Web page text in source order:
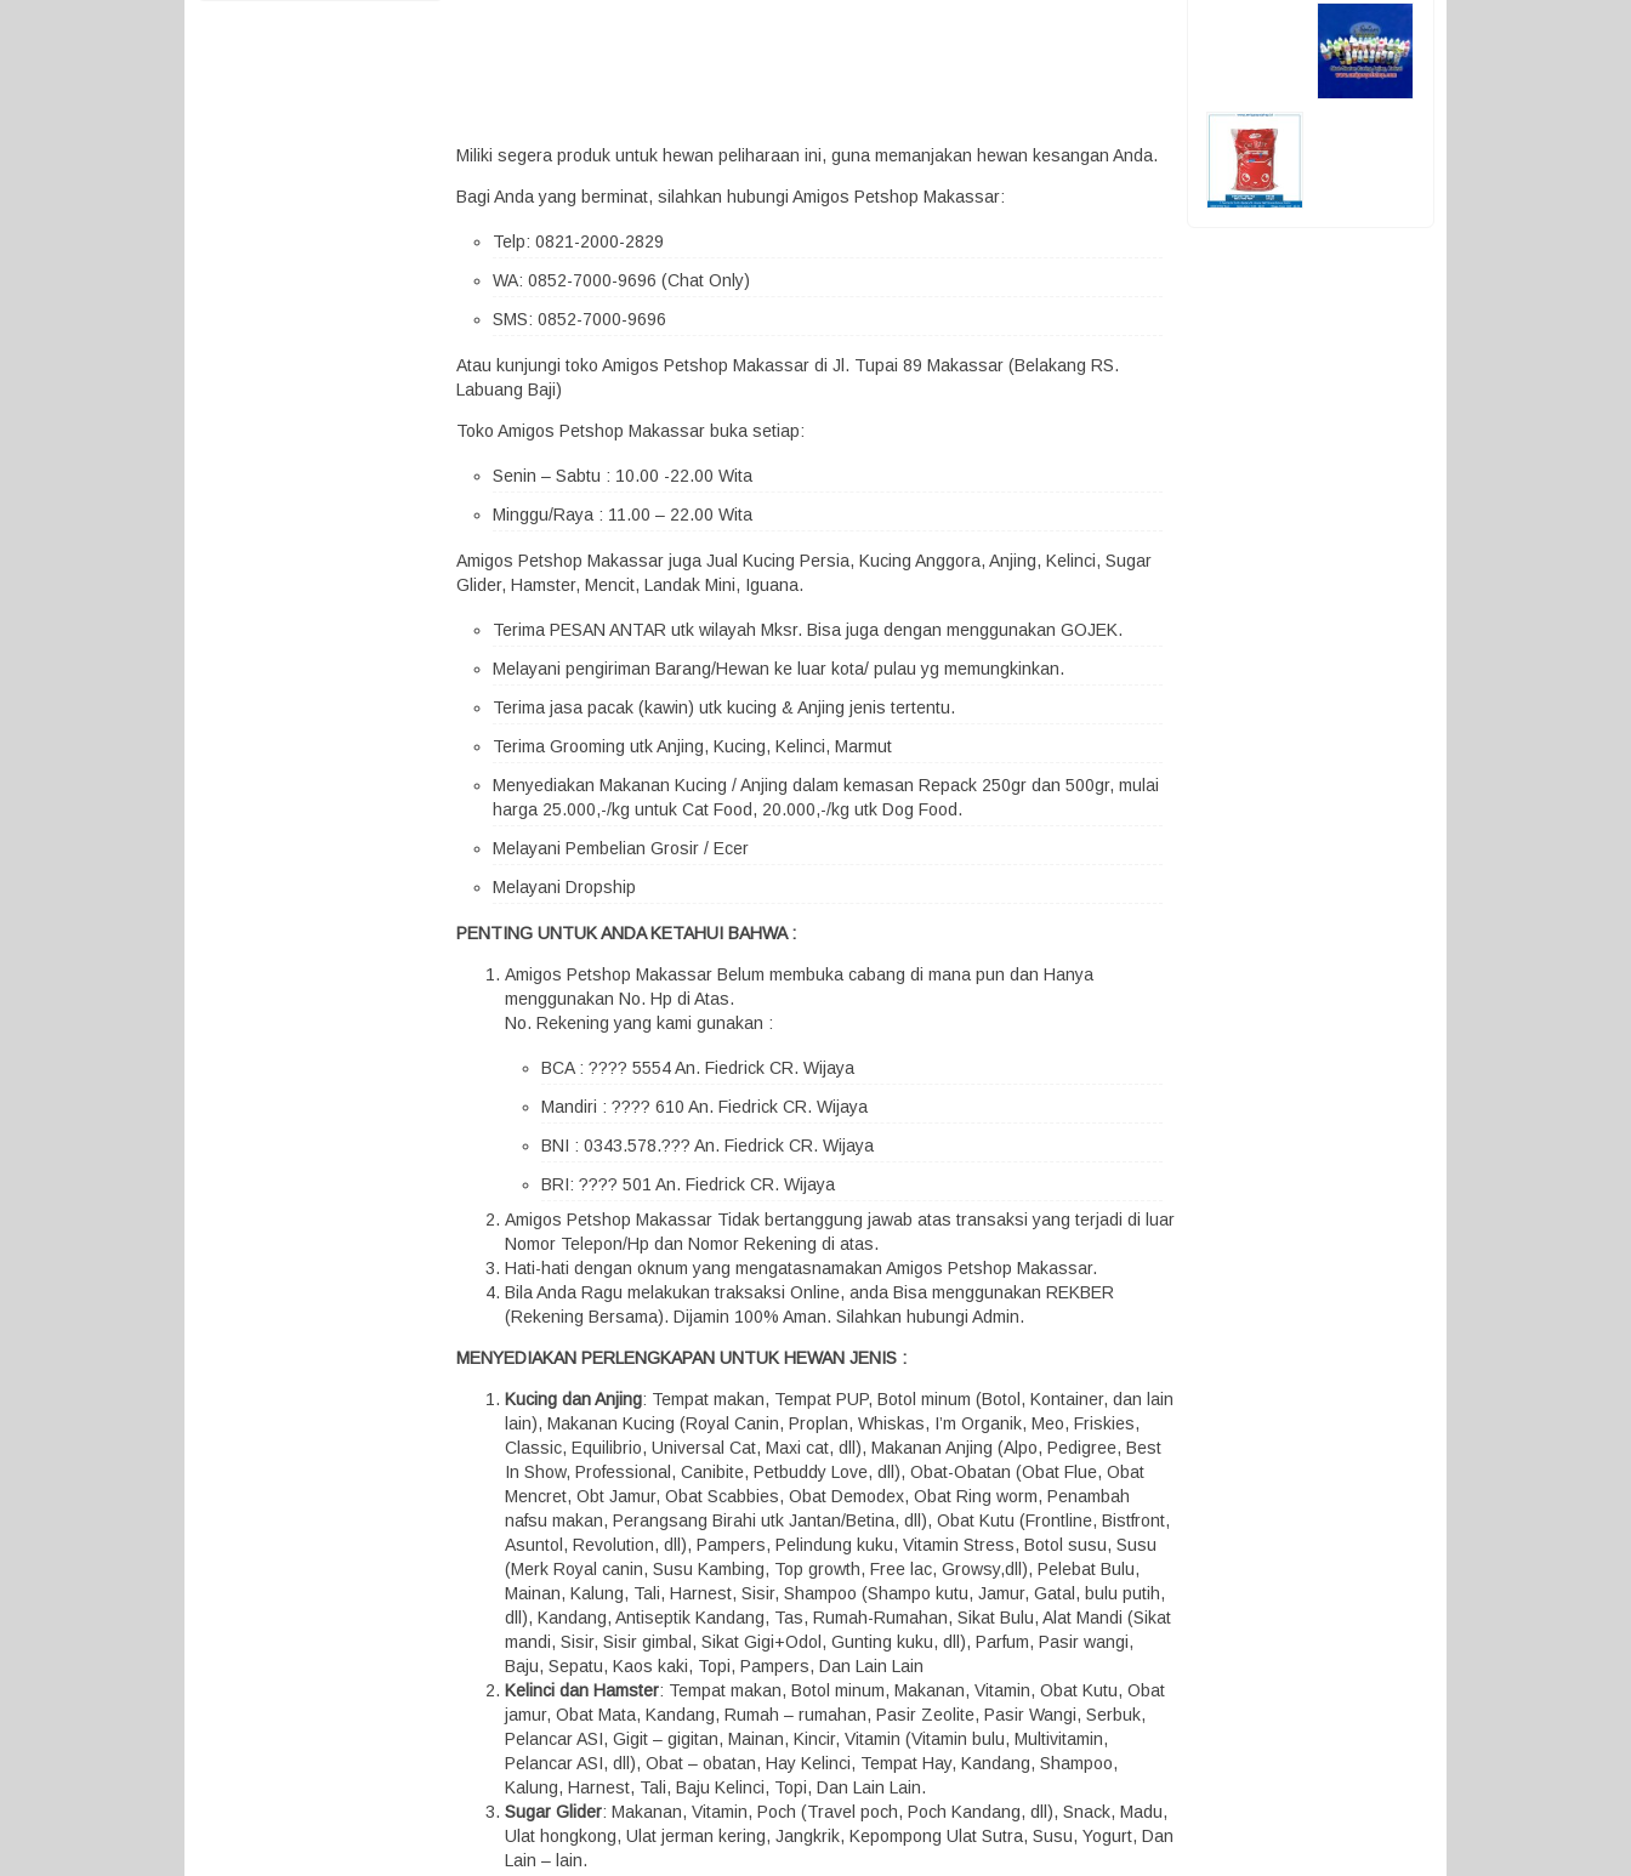
Miliki segera produk untuk hewan peliharaan ini, guna memanjakan hewan kesangan Anda.
Bagi Anda yang berminat, silahkan hubungi Amigos Petshop Makassar:
Telp: 0821-2000-2829
WA: 0852-7000-9696 (Chat Only)
SMS: 0852-7000-9696
Atau kunjungi toko Amigos Petshop Makassar di Jl. Tupai 89 Makassar (Belakang RS.
Labuang Baji)
Toko Amigos Petshop Makassar buka setiap:
Senin – Sabtu : 10.00 -22.00 Wita
Minggu/Raya : 11.00 – 22.00 Wita
Amigos Petshop Makassar juga Jual Kucing Persia, Kucing Anggora, Anjing, Kelinci, Sugar
Glider, Hamster, Mencit, Landak Mini, Iguana.
Terima PESAN ANTAR utk wilayah Mksr. Bisa juga dengan menggunakan GOJEK.
Melayani pengiriman Barang/Hewan ke luar kota/ pulau yg memungkinkan.
Terima jasa pacak (kawin) utk kucing & Anjing jenis tertentu.
Terima Grooming utk Anjing, Kucing, Kelinci, Marmut
Menyediakan Makanan Kucing / Anjing dalam kemasan Repack 250gr dan 500gr, mulai
harga 25.000,-/kg untuk Cat Food, 20.000,-/kg utk Dog Food.
Melayani Pembelian Grosir / Ecer
Melayani Dropship
PENTING UNTUK ANDA KETAHUI BAHWA :
Amigos Petshop Makassar Belum membuka cabang di mana pun dan Hanya
menggunakan No. Hp di Atas.
No. Rekening yang kami gunakan :
BCA : ???? 5554 An. Fiedrick CR. Wijaya
Mandiri : ???? 610 An. Fiedrick CR. Wijaya
BNI : 0343.578.??? An. Fiedrick CR. Wijaya
BRI: ???? 501 An. Fiedrick CR. Wijaya
Amigos Petshop Makassar Tidak bertanggung jawab atas transaksi yang terjadi di luar
Nomor Telepon/Hp dan Nomor Rekening di atas.
Hati-hati dengan oknum yang mengatasnamakan Amigos Petshop Makassar.
Bila Anda Ragu melakukan traksaksi Online, anda Bisa menggunakan REKBER
(Rekening Bersama). Dijamin 100% Aman. Silahkan hubungi Admin.
MENYEDIAKAN PERLENGKAPAN UNTUK HEWAN JENIS :
Kucing dan Anjing: Tempat makan, Tempat PUP, Botol minum (Botol, Kontainer, dan lain
lain), Makanan Kucing (Royal Canin, Proplan, Whiskas, I’m Organik, Meo, Friskies,
Classic, Equilibrio, Universal Cat, Maxi cat, dll), Makanan Anjing (Alpo, Pedigree, Best
In Show, Professional, Canibite, Petbuddy Love, dll), Obat-Obatan (Obat Flue, Obat
Mencret, Obt Jamur, Obat Scabbies, Obat Demodex, Obat Ring worm, Penambah
nafsu makan, Perangsang Birahi utk Jantan/Betina, dll), Obat Kutu (Frontline, Bistfront,
Asuntol, Revolution, dll), Pampers, Pelindung kuku, Vitamin Stress, Botol susu, Susu
(Merk Royal canin, Susu Kambing, Top growth, Free lac, Growsy,dll), Pelebat Bulu,
Mainan, Kalung, Tali, Harnest, Sisir, Shampoo (Shampo kutu, Jamur, Gatal, bulu putih,
dll), Kandang, Antiseptik Kandang, Tas, Rumah-Rumahan, Sikat Bulu, Alat Mandi (Sikat
mandi, Sisir, Sisir gimbal, Sikat Gigi+Odol, Gunting kuku, dll), Parfum, Pasir wangi,
Baju, Sepatu, Kaos kaki, Topi, Pampers, Dan Lain Lain
Kelinci dan Hamster: Tempat makan, Botol minum, Makanan, Vitamin, Obat Kutu, Obat
jamur, Obat Mata, Kandang, Rumah – rumahan, Pasir Zeolite, Pasir Wangi, Serbuk,
Pelancar ASI, Gigit – gigitan, Mainan, Kincir, Vitamin (Vitamin bulu, Multivitamin,
Pelancar ASI, dll), Obat – obatan, Hay Kelinci, Tempat Hay, Kandang, Shampoo,
Kalung, Harnest, Tali, Baju Kelinci, Topi, Dan Lain Lain.
Sugar Glider: Makanan, Vitamin, Poch (Travel poch, Poch Kandang, dll), Snack, Madu,
Ulat hongkong, Ulat jerman kering, Jangkrik, Kepompong Ulat Sutra, Susu, Yogurt, Dan
Lain – lain.